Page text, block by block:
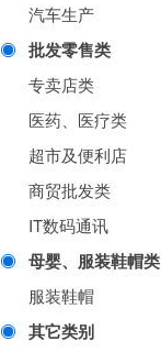
汽车生产
批发零售类
专卖店类
医药、医疗类
超市及便利店
商贸批发类
IT数码通讯
母婴、服装鞋帽类
服装鞋帽
其它类别